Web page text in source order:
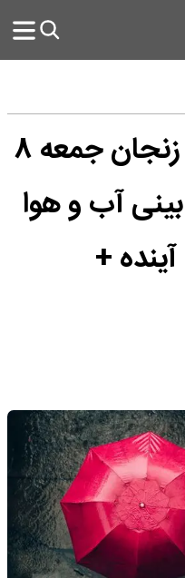
وضعیت هوای فردا زنجان جمعه ۸
| پیش بینی آب و هوا
آینده +